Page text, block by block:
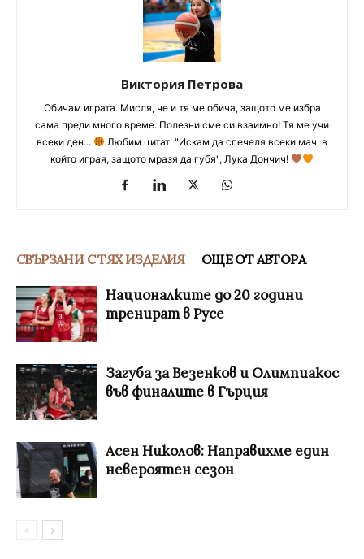
Виктория Петрова
Обичам играта. Мисля, че и тя ме обича, защото ме избра
сама преди много време. Полезни сме си взаимно! Тя ме учи
всеки ден...
Любим цитат: "Искам да спечеля всеки мач, в
който играя, защото мразя да губя", Лука Дончич!
СВЪРЗАНИ С ТЯХ ИЗДЕЛИЯ ОЩЕ ОТ АВТОРА
Националките до 20 години
тренират в Русе
Загуба за Везенков и Олимпиакос
във финалите в Гърция
Асен Николов: Направихме един
невероятен сезон